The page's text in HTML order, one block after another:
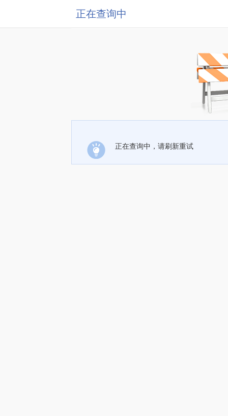
正在查询中
正在查询中，请刷新重试